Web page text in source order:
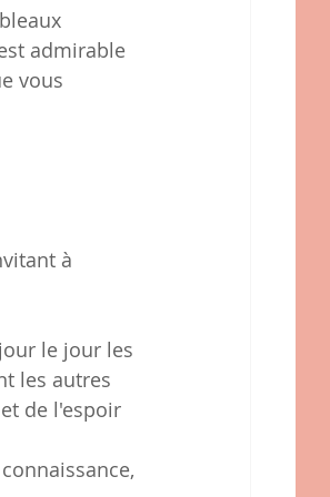
admirable
vous
à
le jour les
les autres
de l'espoir